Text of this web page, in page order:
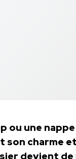
ou une
charme
devient